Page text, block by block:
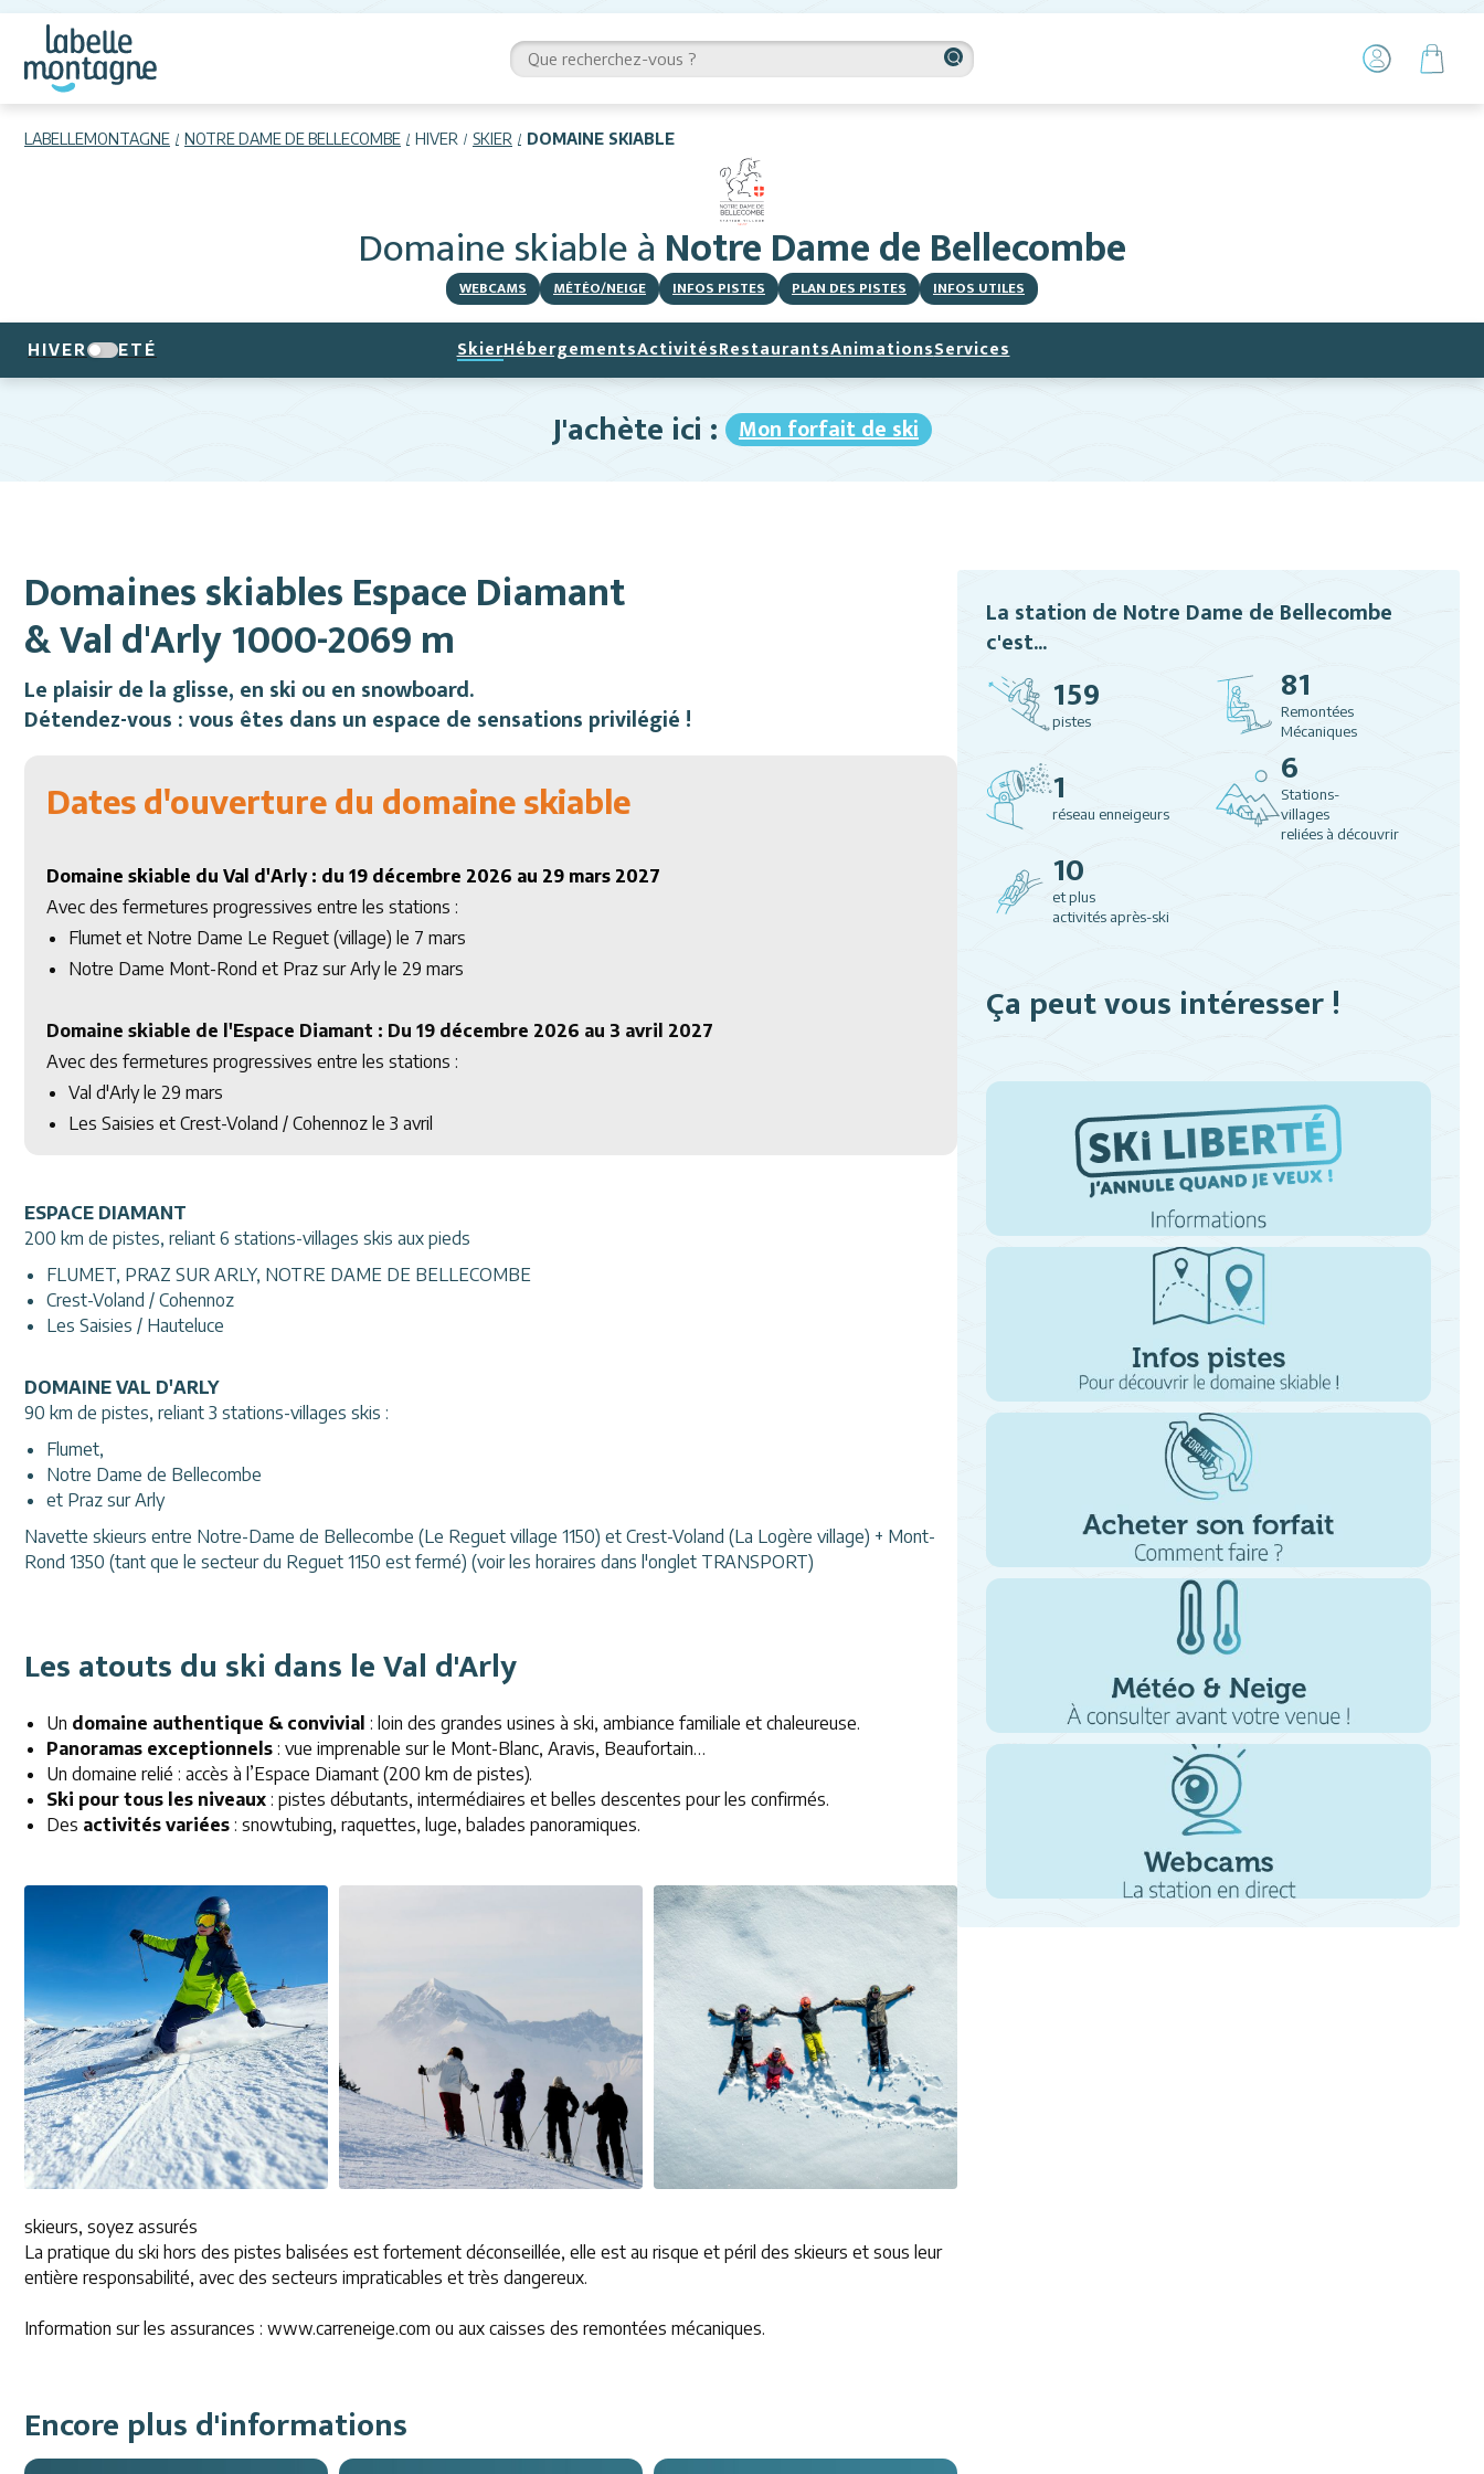
LABELLEMONTAGNE NOTRE DAME DE BELLECOMBE HIVER SKIER DOMAINE SKIABLE
Domaine skiableà Notre Dame de Bellecombe
WEBCAMS MÉTÉO/NEIGE INFOS PISTES PLAN DES PISTES INFOS UTILES
HIVER ETÉ SkierHébergementsActivitésRestaurantsAnimationsServices
J'achète ici : Mon forfait de ski
Domaines skiables Espace Diamant
& Val d'Arly 1000-2069 m
Le plaisir de la glisse, en ski ou en snowboard.
Détendez-vous : vous êtes dans un espace de sensations privilégié !
Dates d'ouverture du domaine skiable
Domaine skiable du Val d'Arly : du 19 décembre 2026 au 29 mars 2027
Avec des fermetures progressives entre les stations :
Flumet et Notre Dame Le Reguet (village) le 7 mars
Notre Dame Mont-Rond et Praz sur Arly le 29 mars
Domaine skiable de l'Espace Diamant : Du 19 décembre 2026 au 3 avril 2027
Avec des fermetures progressives entre les stations :
Val d'Arly le 29 mars
Les Saisies et Crest-Voland / Cohennoz le 3 avril
ESPACE DIAMANT
200 km de pistes, reliant 6 stations-villages skis aux pieds
FLUMET, PRAZ SUR ARLY, NOTRE DAME DE BELLECOMBE
Crest-Voland / Cohennoz
Les Saisies / Hauteluce
DOMAINE VAL D'ARLY
90 km de pistes, reliant 3 stations-villages skis :
Flumet,
Notre Dame de Bellecombe
et Praz sur Arly
Navette skieurs entre Notre-Dame de Bellecombe (Le Reguet village 1150) et Crest-Voland (La Logère village) + Mont-
Rond 1350 (tant que le secteur du Reguet 1150 est fermé) (voir les horaires dans l'onglet TRANSPORT)
Les atouts du ski dans le Val d'Arly
Un domaine authentique & convivial : loin des grandes usines à ski, ambiance familiale et chaleureuse.
Panoramas exceptionnels : vue imprenable sur le Mont-Blanc, Aravis, Beaufortain…
Un domaine relié : accès à l’Espace Diamant (200 km de pistes).
Ski pour tous les niveaux : pistes débutants, intermédiaires et belles descentes pour les confirmés.
Des activités variées : snowtubing, raquettes, luge, balades panoramiques.
skieurs, soyez assurés
La pratique du ski hors des pistes balisées est fortement déconseillée, elle est au risque et péril des skieurs et sous leur
entière responsabilité, avec des secteurs impraticables et très dangereux.
Information sur les assurances : www.carreneige.com ou aux caisses des remontées mécaniques.
Encore plus d'informations
La station de Notre Dame de Bellecombe
c'est...
159
pistes
81
Remontées
Mécaniques
1
réseau enneigeurs
6
Stations-
villages
reliées à découvrir
10
et plus
activités après-ski
Ça peut vous intéresser !